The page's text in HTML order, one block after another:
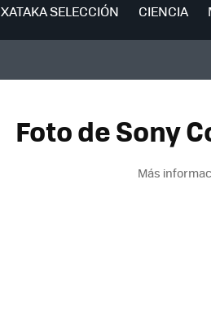
XATAKA SELECCIÓN CIENCIA
Foto de Sony
Más